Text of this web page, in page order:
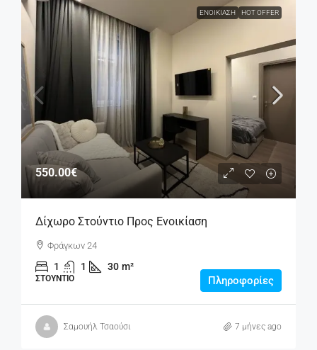
ΕΝΟΙΚΊΑΣΗ HOT OFFER
550.00€
Δίχωρο Στούντιο Προς Ενοικίαση
Φράγκων 24
1 1 30 m²
ΣΤΟΎΝΤΙΟ Πληροφορίες
Σαμουήλ Τσαούσι 7 μήνες ago